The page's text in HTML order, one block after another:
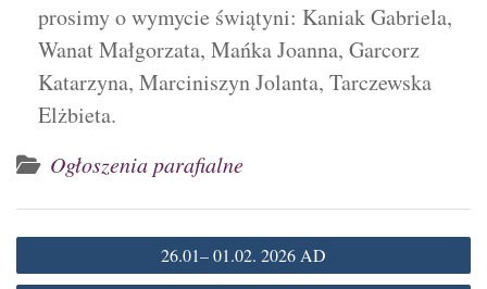
prosimy o wymycie świątyni: Kaniak Gabriela,
Wanat Małgorzata, Mańka Joanna, Garcorz
Katarzyna, Marciniszyn Jolanta, Tarczewska
Elżbieta.
Ogłoszenia parafialne
Nawigacja
wpisu
26.01– 01.02. 2026 AD